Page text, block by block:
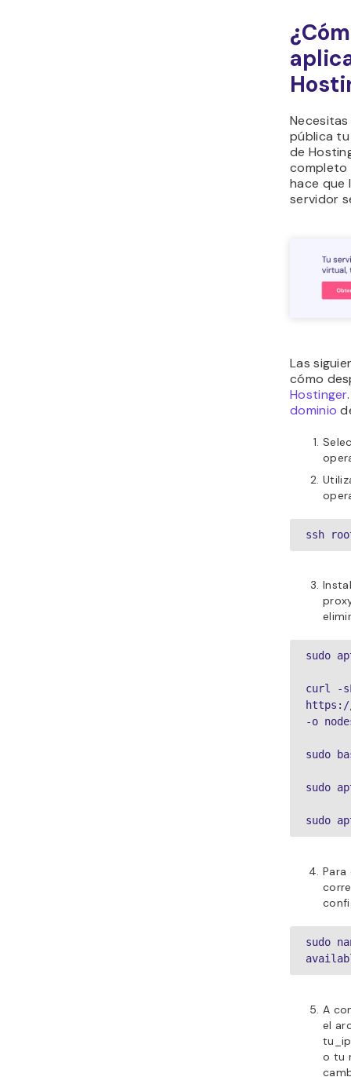
pública tu
de
completo
hace que
servidor
Las
cómo
Hostinger
dominio
ssh
sudo
curl -
https://
-o
sudo
sudo
sudo
sudo
A
el
o tu